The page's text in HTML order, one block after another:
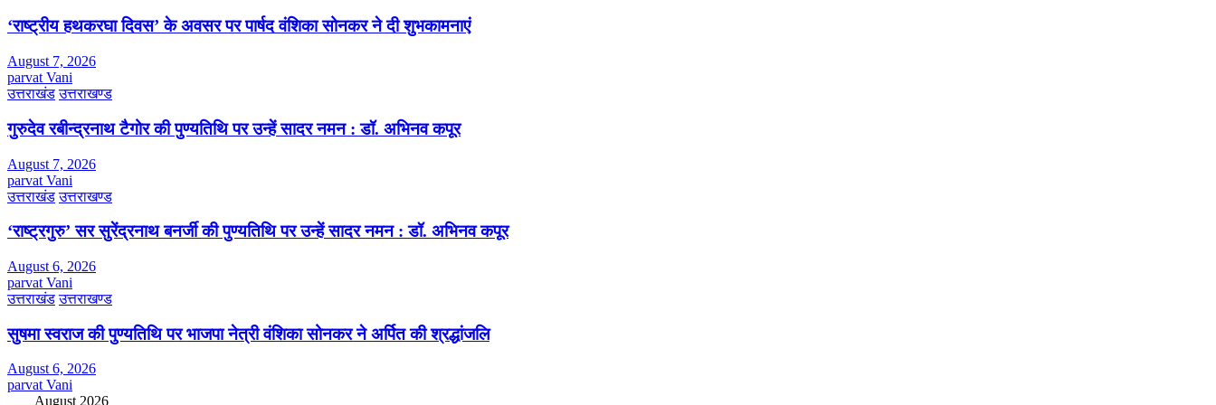
‘राष्ट्रीय हथकरघा दिवस’ के अवसर पर पार्षद वंशिका सोनकर ने दी शुभकामनाएं
August 7, 2026
parvat Vani
उत्तराखंड उत्तराखण्ड
गुरुदेव रबीन्द्रनाथ टैगोर की पुण्यतिथि पर उन्हें सादर नमन : डॉ. अभिनव कपूर
August 7, 2026
parvat Vani
उत्तराखंड उत्तराखण्ड
‘राष्ट्रगुरु’ सर सुरेंद्रनाथ बनर्जी की पुण्यतिथि पर उन्हें सादर नमन : डॉ. अभिनव कपूर
August 6, 2026
parvat Vani
उत्तराखंड उत्तराखण्ड
सुषमा स्वराज की पुण्यतिथि पर भाजपा नेत्री वंशिका सोनकर ने अर्पित की श्रद्धांजलि
August 6, 2026
parvat Vani
August 2026